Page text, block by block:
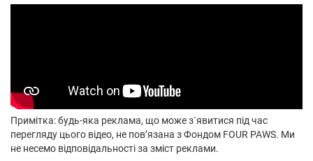
Примітка: будь-яка реклама, що може з`явитися під час
перегляду цього відео, не пов’язана з Фондом FOUR PAWS. Ми
не несемо відповідальності за зміст реклами.